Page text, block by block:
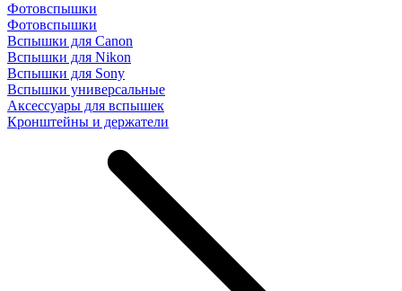
Фотовспышки
Фотовспышки
Вспышки для Canon
Вспышки для Nikon
Вспышки для Sony
Вспышки универсальные
Аксесcуары для вспышек
Кронштейны и держатели